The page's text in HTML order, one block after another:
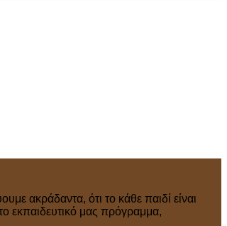
ακράδαντα, ότι το κάθε παιδί είναι
εκπαιδευτικό μας πρόγραμμα,